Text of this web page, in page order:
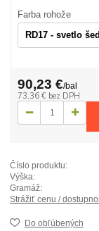
Farba rohože
90,23 €/bal
73,36 € bez DPH
Číslo produktu:
Výška:
Gramáž:
Strážiť cenu /
Do obľúbených